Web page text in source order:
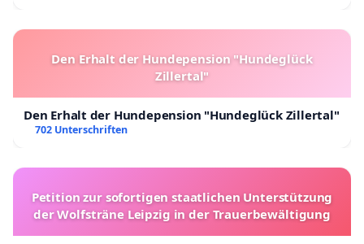
Den Erhalt der Hundepension "Hundeglück
Zillertal"
Den Erhalt der Hundepension "Hundeglück Zillertal"
702 Unterschriften
Petition zur sofortigen staatlichen Unterstützung
der Wolfsträne Leipzig in der Trauerbewältigung